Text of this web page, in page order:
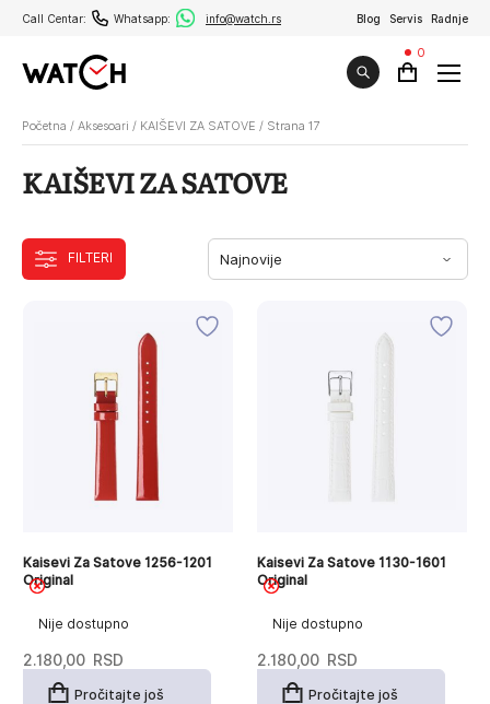
Call Centar: Whatsapp: info@watch.rs Blog Servis Radnje
0
Početna / Aksesoari / KAIŠEVI ZA SATOVE / Strana 17
KAIŠEVI ZA SATOVE
FILTERI
Nije dostupno
Kaisevi Za Satove 1256-1201
Original
2.180,00 RSD
Pročitajte još
Nije dostupno
Kaisevi Za Satove 1130-1601
Original
2.180,00 RSD
Pročitajte još